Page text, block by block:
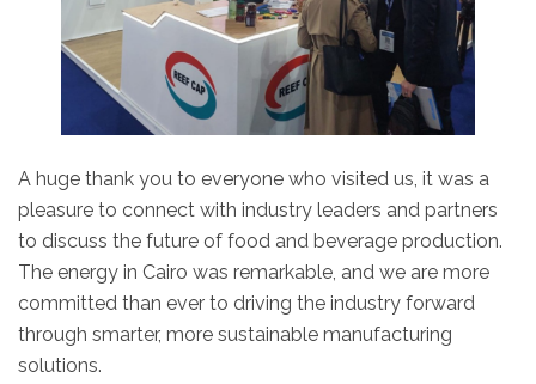
A huge thank you to everyone who visited us, it was a
pleasure to connect with industry leaders and partners
to discuss the future of food and beverage production.
The energy in Cairo was remarkable, and we are more
committed than ever to driving the industry forward
through smarter, more sustainable manufacturing
solutions.